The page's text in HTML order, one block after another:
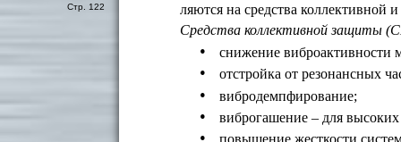
ляются на средства
Средства коллективной защиты
• снижение виброактивности
• отстройка от резонансных
• вибродемпфирование;
• виброгашение – для высоких
• повышение жесткости
Стр. 122